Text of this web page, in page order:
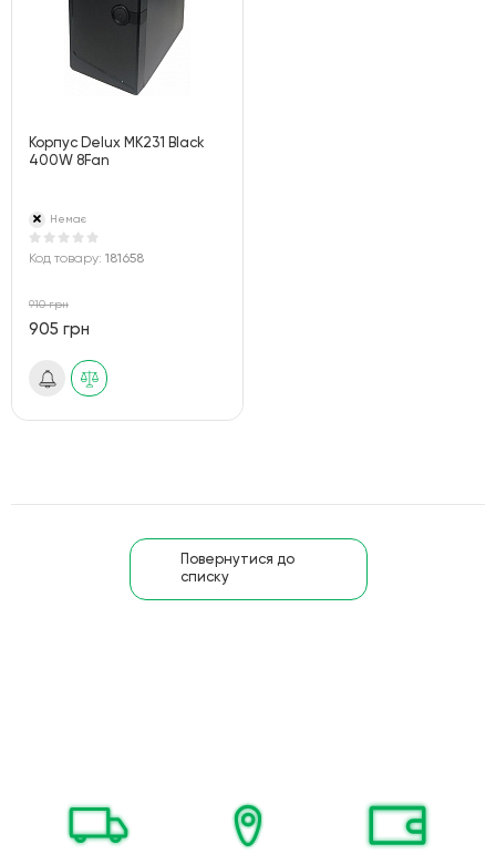
Корпус Delux MK231 Black
400W 8Fan
Немає
Код товару: 181658
910 грн
905 грн
Повернутися до
списку